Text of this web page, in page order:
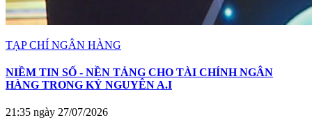
TẠP CHÍ NGÂN HÀNG
NIỀM TIN SỐ - NỀN TẢNG CHO TÀI CHÍNH NGÂN
HÀNG TRONG KỶ NGUYÊN A.I
21:35 ngày 27/07/2026